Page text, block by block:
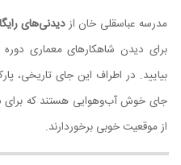
مدرسه عباسقلی خان ازدیدنی‌های
برای دیدن شاهکارهای معماری دوره
بیایید. در اطراف این جای تاریخی،
جای خوش آب‌وهوایی هستند که برای
از موقعیت خوبی برخوردارند.